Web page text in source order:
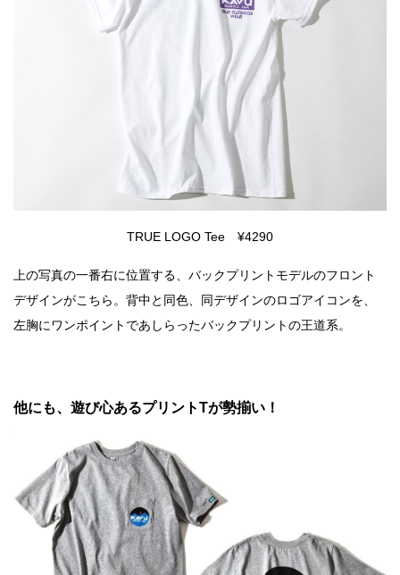
TRUE LOGO Tee ¥4290
上の写真の一番右に位置する、バックプリントモデルのフロント
デザインがこちら。背中と同色、同デザインのロゴアイコンを、
左胸にワンポイントであしらったバックプリントの王道系。
他にも、遊び心あるプリントTが勢揃い！